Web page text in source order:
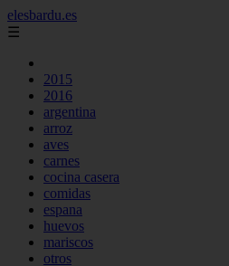
elesbardu.es
☰
2015
2016
argentina
arroz
aves
carnes
cocina casera
comidas
espana
huevos
mariscos
otros